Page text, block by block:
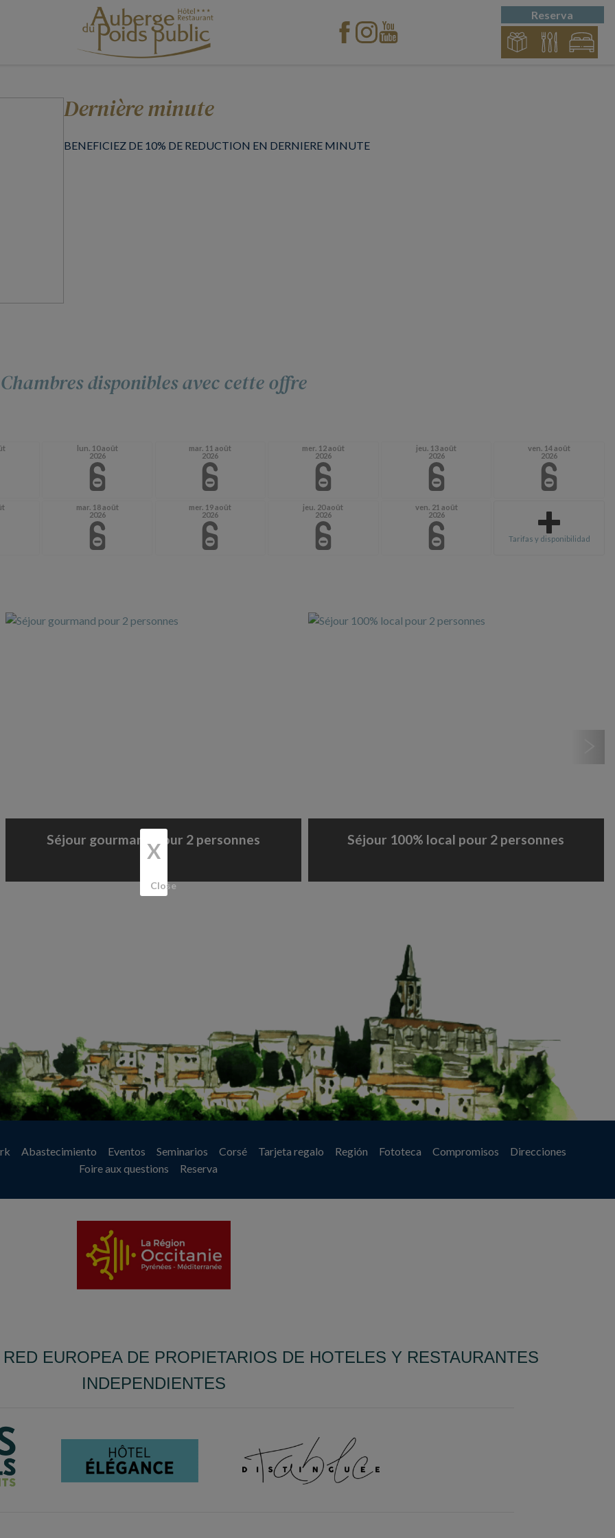
Reserva
Dernière minute
BENEFICIEZ DE 10% DE REDUCTION EN DERNIERE MINUTE
Chambres disponibles avec cette offre
lun. 10 août
2026
mar. 11 août
2026
mer. 12 août
2026
jeu. 13 août
2026
ven. 14 août
2026
mar. 18 août
2026
mer. 19 août
2026
jeu. 20 août
2026
ven. 21 août
2026
Tarifas y disponibilidad
Séjour 100% local pour 2 personnes Soirée Etape 1 personne
Abastecimiento Eventos Seminarios Corsé Tarjeta regalo Región Fototeca Compromisos
Direcciones
Foire aux questions
Reserva
EUROPEA DE PROPIETARIOS DE HOTELES Y RESTAURANTES
INDEPENDIENTES
X
Close